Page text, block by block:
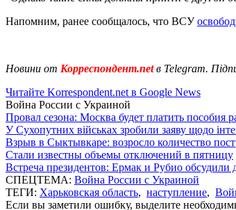
Напомним, ранее сообщалось, что ВСУ
Новини от Корреспондент.netв Telegram.
Читайте Korrespondent.net в Google News
Война России с Украиной
Провал сезона: Москва будет платить пособия
У Сухопутних військах зробили заяву щодо
Взрыв в Сыктывкаре: возросло количество
Стали известны объемы отключений в пятницу
Встреча президентов: Ермак и Рубио обсудили
СПЕЦТЕМА: Война России с Украиной
ТЕГИ: Харьковская область, наступление,
Если вы заметили ошибку, выделите